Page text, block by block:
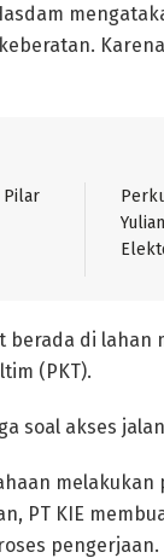
Pilar
di lahan
(PKT).
soal akses
PT KIE
pengerjaan.